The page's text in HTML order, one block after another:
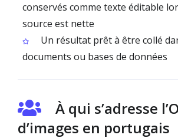
conservés comme texte éditable
source est nette
Un résultat prêt à être collé
documents ou bases de données
À qui s’adresse
d’images en portugais